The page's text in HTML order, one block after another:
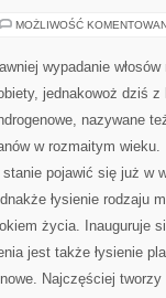
MOŻLIWOŚĆ
wypadanie
jednakowoż dziś z
nazywane
w rozmaitym
stanie pojawić się już w
łysienie rodzaju
życia. Inauguruje
jest także łysienie
Najczęściej